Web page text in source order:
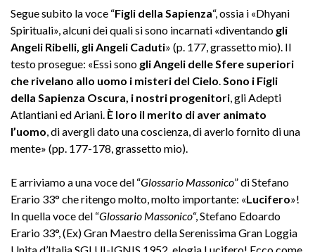
Segue subito la voce “Figli della Sapienza“, ossia i «Dhyani
Spirituali», alcuni dei quali si sono incarnati «diventando gli
Angeli Ribelli, gli Angeli Caduti» (p. 177, grassetto mio). Il
testo prosegue: «Essi sono gli Angeli delle Sfere superiori
che rivelano allo uomo i misteri del Cielo Sono i Figli
della Sapienza Oscura, i nostri progenitori , gli Adepti
Atlantiani ed Ariani. È loro il merito di aver animato
l’uomo , di avergli dato una coscienza, di averlo fornito di una
mente» (pp. 177-178, grassetto mio).
E arriviamo a una voce del “Glossario Massonico” di Stefano
Erario 33° che ritengo molto, molto importante: «Lucifero»!
In quella voce del “Glossario Massonico“, Stefano Edoardo
Erario 33°, (Ex) Gran Maestro della Serenissima Gran Loggia